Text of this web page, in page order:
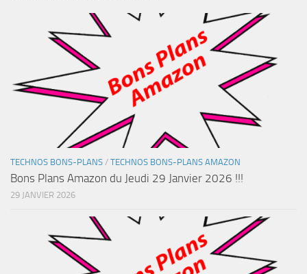
TECHNOS BONS-PLANS / TECHNOS BONS-PLANS AMAZON
Bons Plans Amazon du Jeudi 29 Janvier 2026 !!!
29 JANVIER 2026